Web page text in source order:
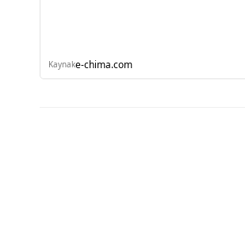
Kaynake-chima.com